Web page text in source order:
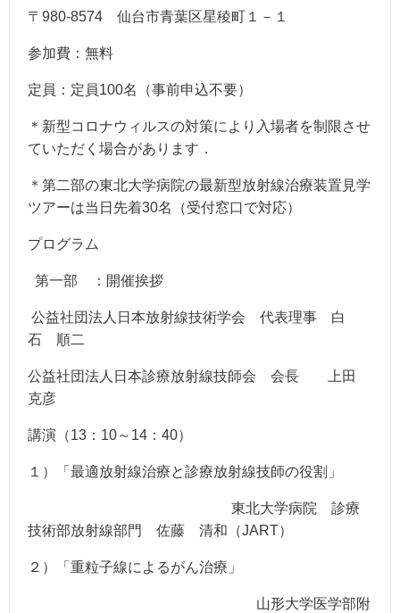
〒980-8574 仙台市青葉区星稜町１－１
参加費：無料
定員：定員100名（事前申込不要）
＊新型コロナウィルスの対策により入場者を制限させ
ていただく場合があります．
＊第二部の東北大学病院の最新型放射線治療装置見学
ツアーは当日先着30名（受付窓口で対応）
プログラム
第一部 ：開催挨拶
公益社団法人日本放射線技術学会 代表理事 白
石 順二
公益社団法人日本診療放射線技師会 会長 上田
克彦
講演（13：10～14：40）
１）「最適放射線治療と診療放射線技師の役割」
東北大学病院 診療
技術部放射線部門 佐藤 清和（JART）
２）「重粒子線によるがん治療」
山形大学医学部附